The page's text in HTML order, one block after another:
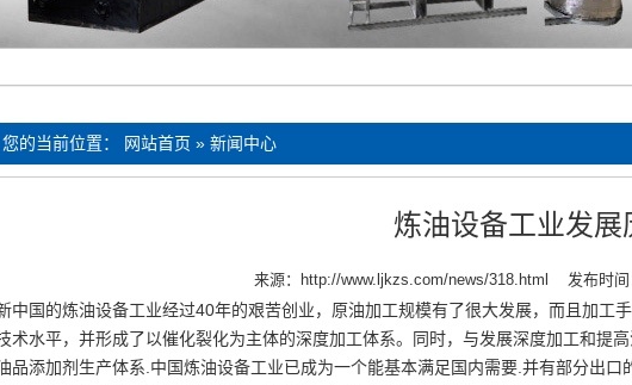
您的当前位置： 网站首页 » 新闻中心
炼油设备工业发展
来源： http://www.ljkzs.com/news/318.html 发布时
中国的炼油设备工业经过40年的艰苦创业，原油加工规模有了很大发展，而且加工
术水平，并形成了以催化裂化为主体的深度加工体系。同时，与发展深度加工和提
品添加剂生产体系.中国炼油设备工业已成为一个能基本满足国内需要.并有部分出